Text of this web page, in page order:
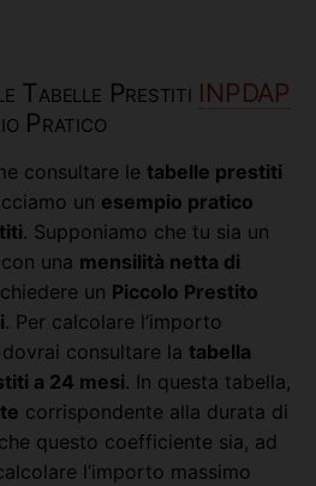
Tabelle Prestiti INPDAP
Pratico
consultare le tabelle prestiti
un esempio pratico
. Supponiamo che tu sia un
con una mensilità netta di
un Piccolo Prestito
. Per calcolare l’importo
consultare la tabella
a 24 mesi. In questa tabella,
corrispondente alla durata di
questo coefficiente sia, ad
l’importo massimo